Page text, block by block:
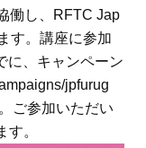
働し、RFTC Jap
す。講座に参加
に、キャンペーン
jpfurug
ご参加いただい
。